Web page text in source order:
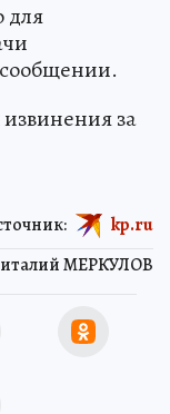
для
сообщении.
за
МЕРКУЛОВ
kp.ru